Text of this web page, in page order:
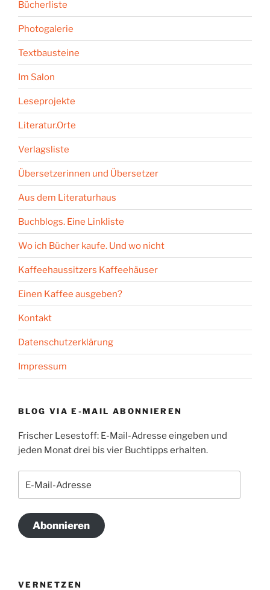
Bücherliste
Photogalerie
Textbausteine
Im Salon
Leseprojekte
Literatur.Orte
Verlagsliste
Übersetzerinnen und Übersetzer
Aus dem Literaturhaus
Buchblogs. Eine Linkliste
Wo ich Bücher kaufe. Und wo nicht
Kaffeehaussitzers Kaffeehäuser
Einen Kaffee ausgeben?
Kontakt
Datenschutzerklärung
Impressum
BLOG VIA E-MAIL ABONNIEREN
Frischer Lesestoff: E-Mail-Adresse eingeben und
jeden Monat drei bis vier Buchtipps erhalten.
Mail-
Abonnieren
VERNETZEN